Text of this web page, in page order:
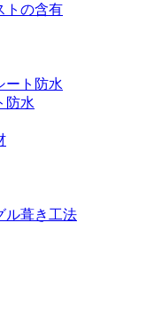
トの含有
ート防水
防水
ル葺き工法